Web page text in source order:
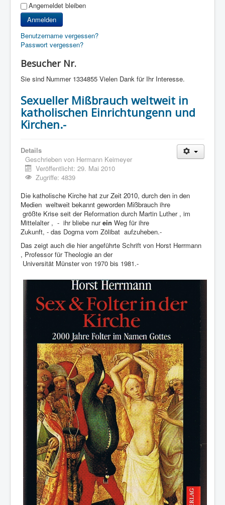
Angemeldet bleiben
Anmelden
Benutzername vergessen?
Passwort vergessen?
Besucher Nr.
Sie sind Nummer 1334855 Vielen Dank für Ihr Interesse.
Sexueller Mißbrauch weltweit in
katholischen Einrichtungenn und
Kirchen.-
Details
Geschrieben von Hermann Keimeyer
Veröffentlicht: 29. Mai 2010
Zugriffe: 4839
Die katholische Kirche hat zur Zeit 2010, durch den in den
Medien weltweit bekannt geworden Mißbrauch ihre
größte Krise seit der Reformation durch Martin Luther , im
Mittelalter , - ihr bliebe nurein Weg für ihre
Zukunft, - das Dogma vom Zölibat aufzuheben.-
Das zeigt auch die hier angeführte Schrift von Horst Herrmann
, Professor für Theologie an der
Universität Münster von 1970 bis 1981.-